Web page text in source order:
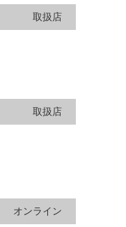
取扱店
取扱店
オンライン